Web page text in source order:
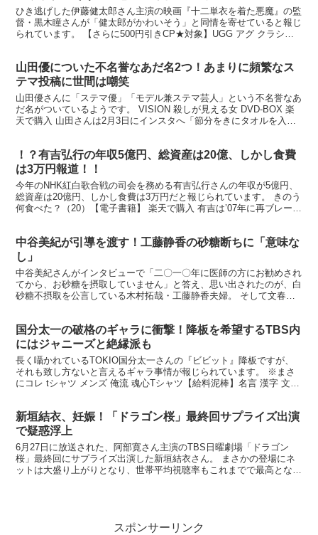
ひき逃げした伊藤健太郎さん主演の映画『十二単衣を着た悪魔』の監
督・黒木瞳さんが「健太郎がかわいそう」と同情を寄せていると報じ
られています。 【さらに500円引きCP★対象】UGG アグ クラシッ
山田優についた不名誉なあだ名2つ！あまりに頻繁なス
テマ投稿に世間は嘲笑
山田優さんに「ステマ優」「モデル兼ステマ芸人」という不名誉なあ
だ名がついているようです。 VISION 殺しが見える女 DVD-BOX 楽
天で購入 山田さんは2月3日にインスタへ「節分をきにタオルを入れ
！？有吉弘行の年収5億円、総資産は20億、しかし食費
は3万円報道！！
今年のNHK紅白歌合戦の司会を務める有吉弘行さんの年収が5億円、
総資産は20億円、しかし食費は3万円だと報じられています。 きのう
何食べた？（20）【電子書籍】 楽天で購入 有吉は’07年に再ブレーク
中谷美紀が引導を渡す！工藤静香の砂糖断ちに「意味な
し」
中谷美紀さんがインタビューで「二〇一〇年に医師の方にお勧めされ
てから、お砂糖を摂取していません」と答え、思い出されたのが、白
砂糖不摂取を公言している木村拓哉・工藤静香夫婦。 そして文春に
国分太一の破格のギャラに衝撃！降板を希望するTBS内
にはジャニーズと絶縁派も
長く囁かれているTOKIO国分太一さんの『ビビット』降板ですが、
それも致し方ないと言えるギャラ事情が報じられています。 ※まさ
にコレ tシャツ メンズ 俺流 魂心Tシャツ【給料泥棒】名言 漢字 文字
新垣結衣、妊娠！「ドラゴン桜」最終回サプライズ出演
で疑惑浮上
6月27日に放送された、阿部寛さん主演のTBS日曜劇場「ドラゴン
桜」最終回にサプライズ出演した新垣結衣さん。 まさかの登場にネ
ットは大盛り上がりとなり、世帯平均視聴率もこれまでで最高となる
スポンサーリンク